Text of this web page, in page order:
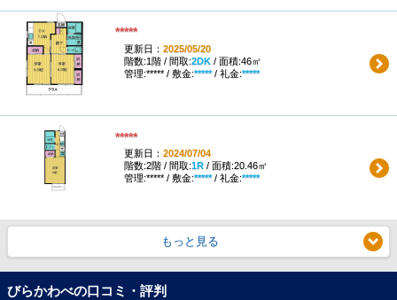
*****
更新日： 2025/05/20
階数:1階 / 間取:2DK/ 面積:46㎡
管理:***** / 敷金:*****/ 礼金:*****
*****
更新日： 2024/07/04
階数:2階 / 間取:1R/ 面積:20.46㎡
管理:***** / 敷金:*****/ 礼金:*****
もっと見る
びらかわべの口コミ・評判